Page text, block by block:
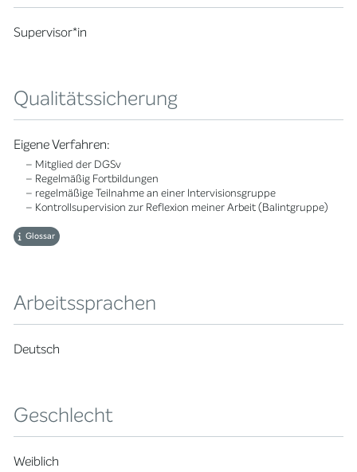
Supervisor*in
Qualitätssicherung
Eigene Verfahren:
– Mitglied der DGSv
– Regelmäßig Fortbildungen
– regelmäßige Teilnahme an einer Intervisionsgruppe
– Kontrollsupervision zur Reflexion meiner Arbeit (Balintgruppe)
Glossar
Arbeitssprachen
Deutsch
Geschlecht
Weiblich